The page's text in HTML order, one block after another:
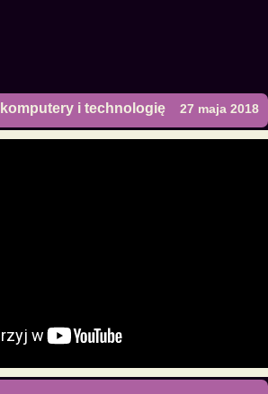
i technologię 27 maja 2018